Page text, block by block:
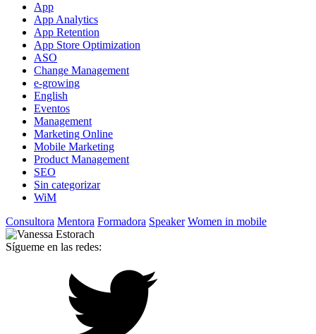
App
App Analytics
App Retention
App Store Optimization
ASO
Change Management
e-growing
English
Eventos
Management
Marketing Online
Mobile Marketing
Product Management
SEO
Sin categorizar
WiM
Consultora Mentora Formadora Speaker Women in mobile
Sígueme en las redes: